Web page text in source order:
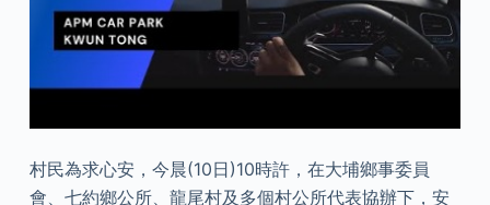
村民為求心安，今晨(10日)10時許，在大埔鄉事委員
會、七約鄉公所、龍尾村及多個村公所代表協辦下，安